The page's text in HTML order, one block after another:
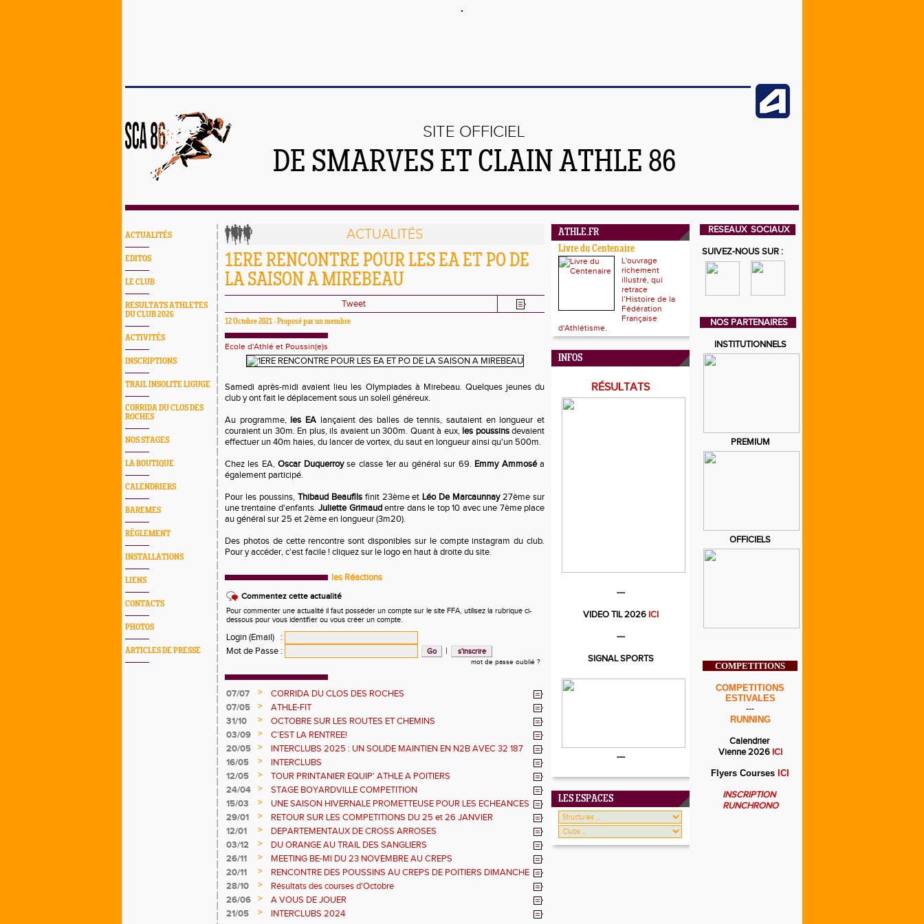
SITE OFFICIEL
DE SMARVES ET CLAIN ATHLE 86
ACTUALITÉS
EDITOS
LE CLUB
RESULTATS ATHLETES
DU CLUB 2026
ACTIVITÉS
INSCRIPTIONS
TRAIL INSOLITE LIGUGE
CORRIDA DU CLOS DES
ROCHES
NOS STAGES
LA BOUTIQUE
CALENDRIERS
BAREMES
RÈGLEMENT
INSTALLATIONS
LIENS
CONTACTS
PHOTOS
ARTICLES DE PRESSE
ACTUALITÉS
1ERE RENCONTRE POUR LES EA ET PO DE
LA SAISON A MIREBEAU
Tweet
12 Octobre 2021 - Proposé par un membre
Ecole d'Athlé et Poussin(e)s
Samedi après-midi avaient lieu les Olympiades à Mirebeau. Quelques jeunes du
club y ont fait le déplacement sous un soleil généreux.
Au programme, les EA lançaient des balles de tennis, sautaient en longueur et
couraient un 30m. En plus, ils avaient un 300m. Quant à eux,les poussinsdevaient
effectuer un 40m haies, du lancer de vortex, du saut en longueur ainsi qu'un 500m.
Chez les EA,Oscar Duquerroyse classe 1er au général sur 69. Emmy Ammoséa
également participé.
Pour les poussins, Thibaud Beaufilsfinit 23ème et Léo De Marcaunnay27ème sur
une trentaine d'enfants.Juliette Grimaudentre dans le top 10 avec une 7ème place
au général sur 25 et 2ème en longueur (3m20).
Des photos de cette rencontre sont disponibles sur le compte instagram du club.
Pour y accéder, c'est facile ! cliquez sur le logo en haut à droite du site.
les Réactions
Commentez cette actualité
Pour commenter une actualité il faut posséder un compte sur le site FFA, utilisez la rubrique ci-
dessous pour vous identifier ou vous créer un compte.
Login (Email)
:
Mot de Passe : |
mot de passe oublié ?
07/07 >
CORRIDA DU CLOS DES ROCHES
07/05
>
ATHLE-FIT
31/10
>
OCTOBRE SUR LES ROUTES ET CHEMINS
03/09
>
C'EST LA RENTREE!
20/05
>
INTERCLUBS 2025 : UN SOLIDE MAINTIEN EN N2B AVEC 32 187
POINTS !
16/05 >
INTERCLUBS
12/05
>
TOUR PRINTANIER EQUIP' ATHLE A POITIERS
24/04
>
STAGE BOYARDVILLE COMPETITION
15/03
>
UNE SAISON HIVERNALE PROMETTEUSE POUR LES ECHEANCES
ESTIVALES
29/01 >
RETOUR SUR LES COMPETITIONS DU 25 et 26 JANVIER
12/01
>
DEPARTEMENTAUX DE CROSS ARROSES
03/12
>
DU ORANGE AU TRAIL DES SANGLIERS
26/11
>
MEETING BE-MI DU 23 NOVEMBRE AU CREPS
20/11
>
RENCONTRE DES POUSSINS AU CREPS DE POITIERS DIMANCHE
17 /11
28/10 >
Résultats des courses d'Octobre
26/06
>
A VOUS DE JOUER
21/05
>
INTERCLUBS 2024
ATHLE.FR
Livre du Centenaire
L'ouvrage
richement
illustré, qui
retrace
l’Histoire de la
Fédération
Française
d'Athlétisme.
INFOS
RÉSULTATS
---
VIDEO TIL 2026ICI
---
SIGNAL SPORTS
---
LES ESPACES
RESEAUX SOCIAUX
SUIVEZ-NOUS SUR :
NOS PARTENAIRES
INSTITUTIONNELS
PREMIUM
OFFICIELS
COMPETITIONS
COMPETITIONS
ESTIVALES
---
RUNNING
Calendrier
Vienne 2026ICI
Flyers Courses ICI
INSCRIPTION
RUNCHRONO